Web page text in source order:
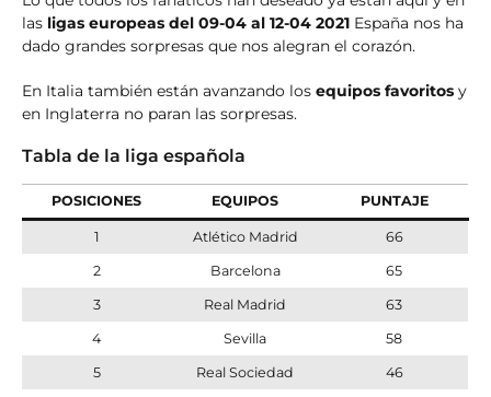
las ligas europeas del 09-04 al 12-04 2021 España nos ha
dado grandes sorpresas que nos alegran el corazón.
En Italia también están avanzando los equipos favoritos y
en Inglaterra no paran las sorpresas.
Tabla de la liga española
POSICIONES EQUIPOS PUNTAJE
1 Atlético Madrid 66
2 Barcelona 65
3 Real Madrid 63
4 Sevilla 58
5 Real Sociedad 46